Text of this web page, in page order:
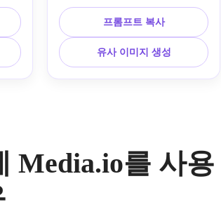
한
마
감,
영
영, 종이의 질감, 자유분방한 붓 터
치, 차분한 파랑, 초록, 베이지 색
조, 고요한 유럽 시골 분위기, 균형
잡힌 프린트용 구도, 정교한 예술
적 디테일.
프롬프트 복사
유사 이미지 생성
Media.io를 사용